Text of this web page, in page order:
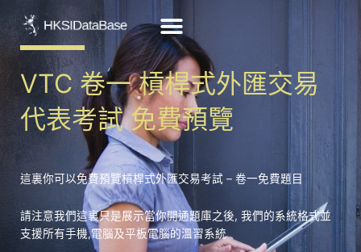
content
VTC 卷一 槓桿式外匯交易
代表考試 免費預覽
這裏你可以免費預覽槓桿式外匯交易考試 – 卷一免費題目
請注意我們這裏只是展示當你開通題庫之後, 我們的系統格式並
支援所有手機,電腦及平板電腦的溫習系統